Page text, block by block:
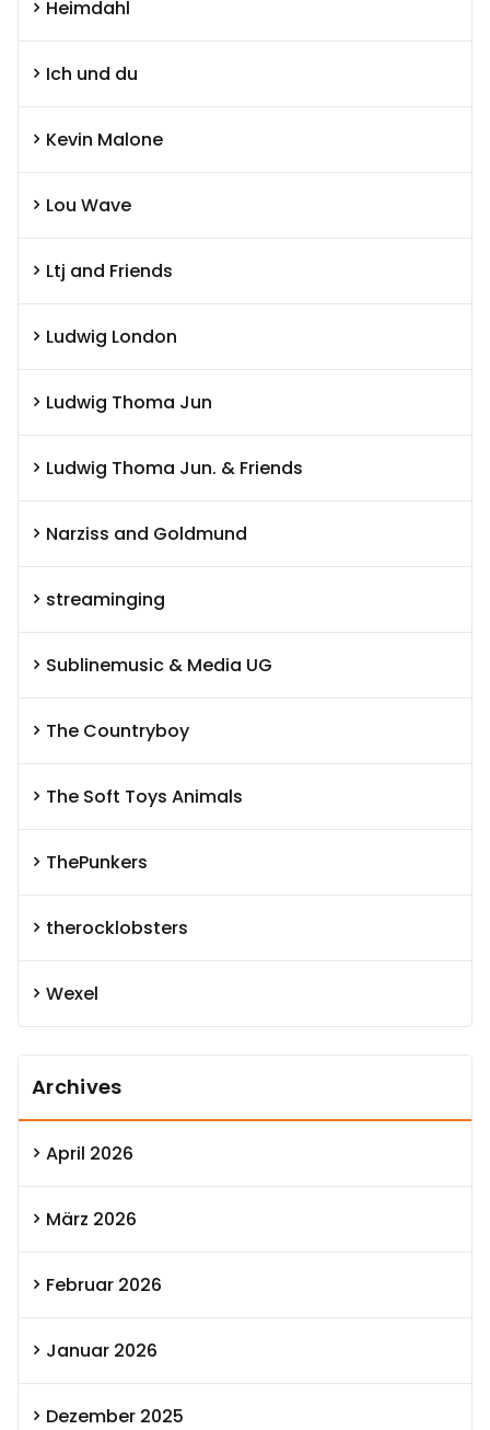
Heimdahl
Ich und du
Kevin Malone
Lou Wave
Ltj and Friends
Ludwig London
Ludwig Thoma Jun
Ludwig Thoma Jun. & Friends
Narziss and Goldmund
streaminging
Sublinemusic & Media UG
The Countryboy
The Soft Toys Animals
ThePunkers
therocklobsters
Wexel
Archives
April 2026
März 2026
Februar 2026
Januar 2026
Dezember 2025